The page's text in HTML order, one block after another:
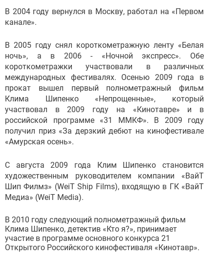
В 2004 году вернулся в Москву, работал на «Первом
канале».
В 2005 году снял короткометражную ленту «Белая
ночь», а в 2006 - «Ночной экспресс». Обе
короткометражки участвовали в различных
международных фестивалях. Осенью 2009 года в
прокат вышел первый полнометражный фильм
Клима Шипенко «Непрощенные», который
участвовал в 2009 году на «Кинотавре» и в
российской программе «31 ММКФ». В 2009 году
получил приз «За дерзкий дебют на кинофестивале
«Амурская осень».
С августа 2009 года Клим Шипенко становится
художественным руководителем компании «ВайТ
Шип Филмз» (WeiT Ship Films), входящую в ГК «ВайТ
Медиа» (WeiT Media).
В 2010 году следующий полнометражный фильм
Клима Шипенко, детектив «Кто я?», принимает
участие в программе основного конкурса 21
Открытого Российского кинофестиваля «Кинотавр».